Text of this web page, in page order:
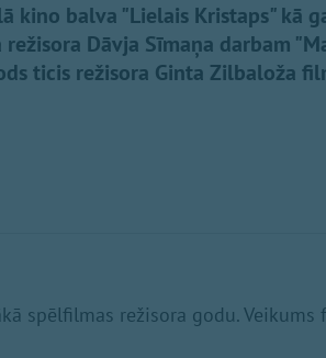
kino balva "Lielais Kristaps" kā
Dāvja Sīmaņa darbam
ticis režisora Ginta Zilbaloža
spēlfilmas režisora godu. Veikums